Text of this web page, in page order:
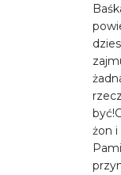
żon